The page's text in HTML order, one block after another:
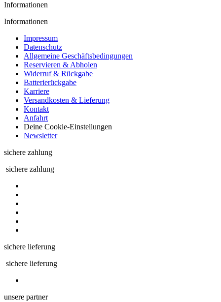
Informationen
Informationen
Impressum
Datenschutz
Allgemeine Geschäftsbedingungen
Reservieren & Abholen
Widerruf & Rückgabe
Batterierückgabe
Karriere
Versandkosten & Lieferung
Kontakt
Anfahrt
Deine Cookie-Einstellungen
Newsletter
sichere zahlung
sichere zahlung
sichere lieferung
sichere lieferung
unsere partner